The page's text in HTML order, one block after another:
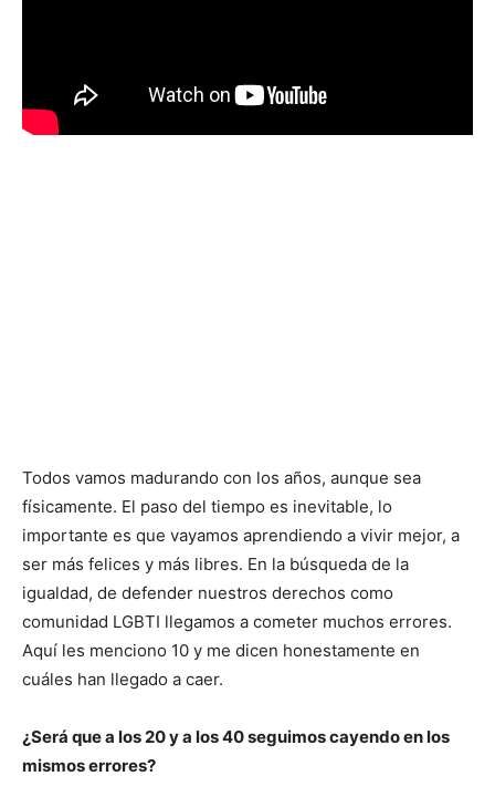
Todos vamos madurando con los años, aunque sea
físicamente. El paso del tiempo es inevitable, lo
importante es que vayamos aprendiendo a vivir mejor, a
ser más felices y más libres. En la búsqueda de la
igualdad, de defender nuestros derechos como
comunidad LGBTI llegamos a cometer muchos errores.
Aquí les menciono 10 y me dicen honestamente en
cuáles han llegado a caer.
¿Será que a los 20 y a los 40 seguimos cayendo en los
mismos errores?